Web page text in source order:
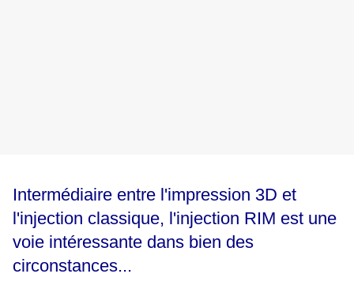
Intermédiaire entre l'impression 3D et
l'injection classique, l'injection RIM est une
voie intéressante dans bien des
circonstances...